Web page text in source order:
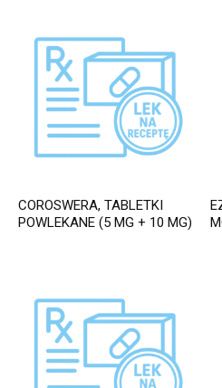
COROSWERA, TABLETKI
POWLEKANE (5 MG + 10 MG)